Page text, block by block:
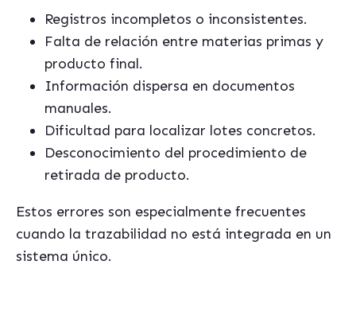
Registros incompletos o inconsistentes.
Falta de relación entre materias primas y
producto final.
Información dispersa en documentos
manuales.
Dificultad para localizar lotes concretos.
Desconocimiento del procedimiento de
retirada de producto.
Estos errores son especialmente frecuentes
cuando la trazabilidad no está integrada en un
sistema único.